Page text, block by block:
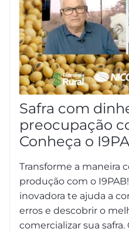
Safra com
preocupação
Conheça o
Transforme a maneira
produção com o
inovadora te ajuda a
erros e descobrir o
comercializar sua